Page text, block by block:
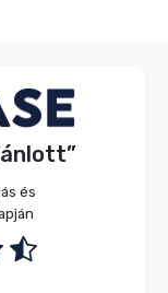
és
Vásárló
05.